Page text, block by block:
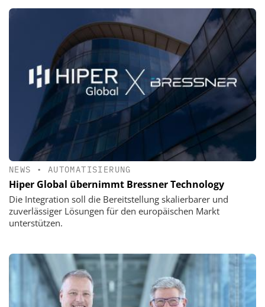
NEWS • AUTOMATISIERUNG
Hiper Global übernimmt Bressner Technology
Die Integration soll die Bereitstellung skalierbarer und
zuverlässiger Lösungen für den europäischen Markt
unterstützen.